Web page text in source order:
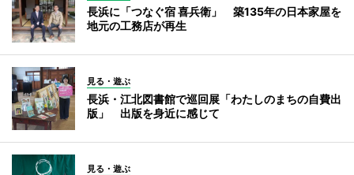
長浜に「つなぐ宿 喜兵衛」 築135年の日本家屋を
地元の工務店が再生
見る・遊ぶ
長浜・江北図書館で巡回展「わたしのまちの自費出
版」 出版を身近に感じて
見る・遊ぶ